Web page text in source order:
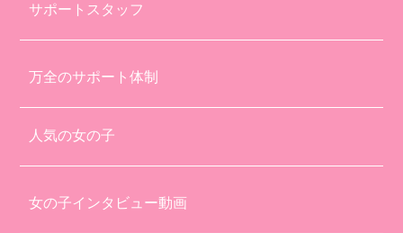
サポートスタッフ
万全のサポート体制
人気の女の子
女の子インタビュー動画